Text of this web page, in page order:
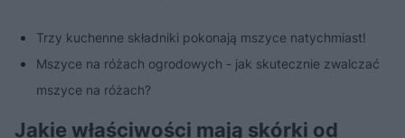
Trzy kuchenne składniki pokonają mszyce natychmiast!
Mszyce na różach ogrodowych - jak skutecznie zwalczać
mszyce na różach?
Jakie właściwości mają skórki od